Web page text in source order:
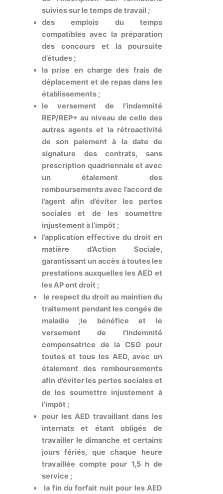
suivies sur le temps de travail ;
des emplois du temps
compatibles avec la préparation
des concours et la poursuite
d’études ;
la prise en charge des frais de
déplacement et de repas dans les
établissements ;
le versement de l’indemnité
REP/REP+ au niveau de celle des
autres agents et la rétroactivité
de son paiement à la date de
signature des contrats, sans
prescription quadriennale et avec
un étalement des
remboursements avec l’accord de
l’agent afin d’éviter les pertes
sociales et de les soumettre
injustement à l’impôt ;
l’application effective du droit en
matière d’Action Sociale,
garantissant un accès à toutes les
prestations auxquelles les AED et
les AP ont droit ;
le respect du droit au maintien du
traitement pendant les congés de
maladie ;le bénéfice et le
versement de l’indemnité
compensatrice de la CSG pour
toutes et tous les AED, avec un
étalement des remboursements
afin d’éviter les pertes sociales et
de les soumettre injustement à
l’impôt ;
pour les AED travaillant dans les
internats et étant obligés de
travailler le dimanche et certains
jours fériés, que chaque heure
travaillée compte pour 1,5 h de
service ;
la fin du forfait nuit pour les AED